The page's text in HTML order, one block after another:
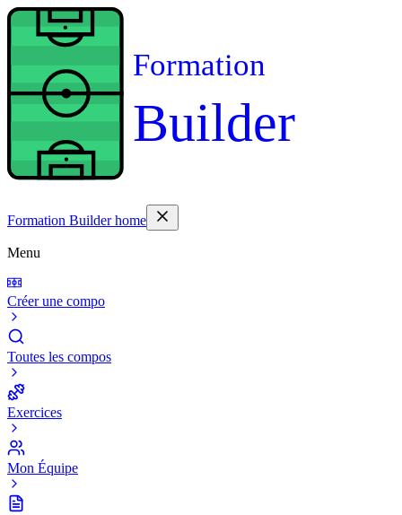
Formation
Builder
Formation Builder home
Menu
Créer une compo
Toutes les compos
Exercices
Mon Équipe